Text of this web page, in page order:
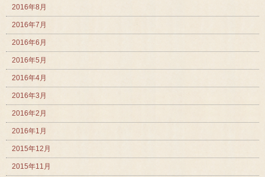
2016年8月
2016年7月
2016年6月
2016年5月
2016年4月
2016年3月
2016年2月
2016年1月
2015年12月
2015年11月